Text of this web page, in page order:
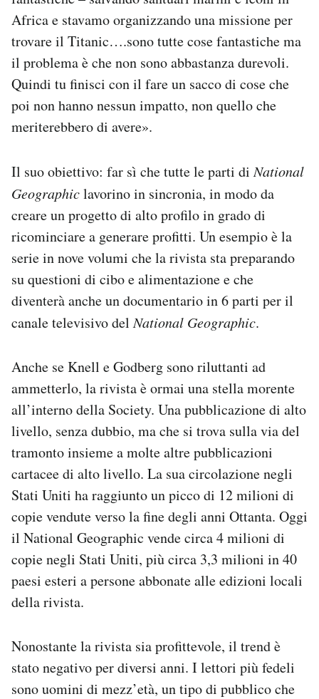
Africa e stavamo organizzando una missione per
trovare il Titanic….sono tutte cose fantastiche ma
il problema è che non sono abbastanza durevoli.
Quindi tu finisci con il fare un sacco di cose che
poi non hanno nessun impatto, non quello che
meriterebbero di avere».
Il suo obiettivo: far sì che tutte le parti diNational
Geographiclavorino in sincronia, in modo da
creare un progetto di alto profilo in grado di
ricominciare a generare profitti. Un esempio è la
serie in nove volumi che la rivista sta preparando
su questioni di cibo e alimentazione e che
diventerà anche un documentario in 6 parti per il
canale televisivo delNational Geographic.
Anche se Knell e Godberg sono riluttanti ad
ammetterlo, la rivista è ormai una stella morente
all’interno della Society. Una pubblicazione di alto
livello, senza dubbio, ma che si trova sulla via del
tramonto insieme a molte altre pubblicazioni
cartacee di alto livello. La sua circolazione negli
Stati Uniti ha raggiunto un picco di 12 milioni di
copie vendute verso la fine degli anni Ottanta. Oggi
il National Geographic vende circa 4 milioni di
copie negli Stati Uniti, più circa 3,3 milioni in 40
paesi esteri a persone abbonate alle edizioni locali
della rivista.
Nonostante la rivista sia profittevole, il trend è
stato negativo per diversi anni. I lettori più fedeli
sono uomini di mezz’età, un tipo di pubblico che